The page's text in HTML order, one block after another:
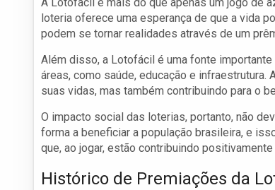
A Lotofácil é mais do que apenas um jogo de
loteria oferece uma esperança de que a vida
podem se tornar realidades através de um
Além disso, a Lotofácil é uma fonte
áreas, como saúde, educação e
suas vidas, mas também contribuindo para o
O impacto social das loterias, portanto, não
forma a beneficiar a população brasileira, e
que, ao jogar, estão contribuindo positivamente
Histórico de Premiações da